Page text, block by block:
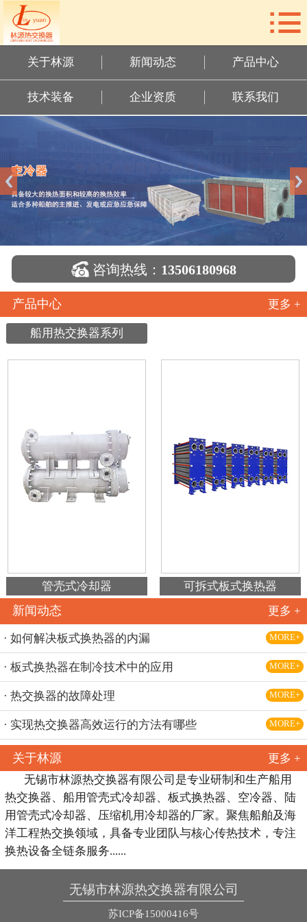
企业资质
联系我们

关于林源 新闻动态 产品中心
技术装备 企业资质 联系我们
 咨询热线： 13506180968
产品中心 更多 +
船用热交换器系列
管壳式冷却器 可拆式板式换热器
新闻动态 更多 +
· 如何解决板式换热器的内漏 MORE+
· 板式换热器在制冷技术中的应用 MORE+
· 热交换器的故障处理 MORE+
· 实现热交换器高效运行的方法有哪些 MORE+
关于林源
更多 +
无锡市林源热交换器有限公司是专业研制和生产船用
热交换器、船用管壳式冷却器、板式换热器、空冷器、陆
用管壳式冷却器、压缩机用冷却器的厂家。聚焦船舶及海
洋工程热交换领域，具备专业团队与核心传热技术，专注
换热设备全链条服务......
无锡市林源热交换器有限公司
苏ICP备15000416号